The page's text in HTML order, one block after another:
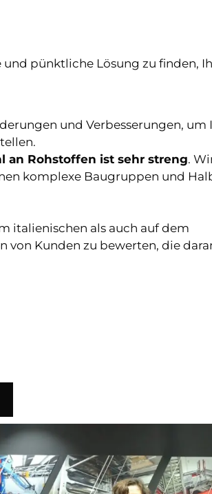
pünktliche Lösung zu finden,
und Verbesserungen, um
an Rohstoffen ist sehr streng.
komplexe Baugruppen und
italienischen als auch auf dem
von Kunden zu bewerten, die